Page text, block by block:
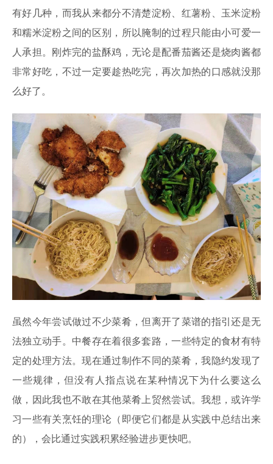
有好几种，而我从来都分不清楚淀粉、红薯粉、玉米淀粉
和糯米淀粉之间的区别，所以腌制的过程只能由小可爱一
人承担。刚炸完的盐酥鸡，无论是配番茄酱还是烧肉酱都
非常好吃，不过一定要趁热吃完，再次加热的口感就没那
么好了。
虽然今年尝试做过不少菜肴，但离开了菜谱的指引还是无
法独立动手。中餐存在着很多套路，一些特定的食材有特
定的处理方法。现在通过制作不同的菜肴，我隐约发现了
一些规律，但没有人指点说在某种情况下为什么要这么
做，因此我也不敢在其他菜肴上贸然尝试。我想，或许学
习一些有关烹饪的理论（即便它们都是从实践中总结出来
的），会比通过实践积累经验进步更快吧。